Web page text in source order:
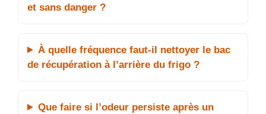
et sans danger ?
À quelle fréquence faut-il nettoyer le bac
de récupération à l’arrière du frigo ?
Que faire si l’odeur persiste après un